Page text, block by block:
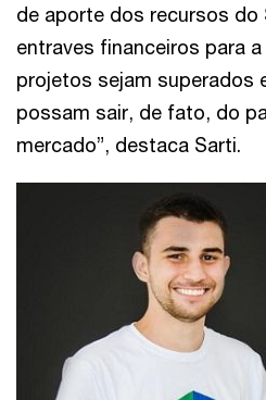
de aporte dos recursos do
entraves financeiros para
projetos sejam superados
possam sair, de fato, do
mercado”, destaca Sarti.